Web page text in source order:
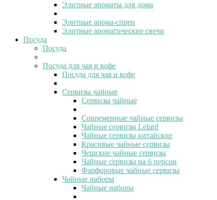
Элитные ароматы для дома
Элитные арома-спреи
Элитные ароматические свечи
Посуда
Посуда
Посуда для чая и кофе
Посуда для чая и кофе
Сервизы чайные
Сервизы чайные
Современные чайные сервизы
Чайные сервизы Lefard
Чайные сервизы китайские
Красивые чайные сервизы
Чешские чайные сервизы
Чайные сервизы на 6 персон
Фарфоровые чайные сервизы
Чайные наборы
Чайные наборы